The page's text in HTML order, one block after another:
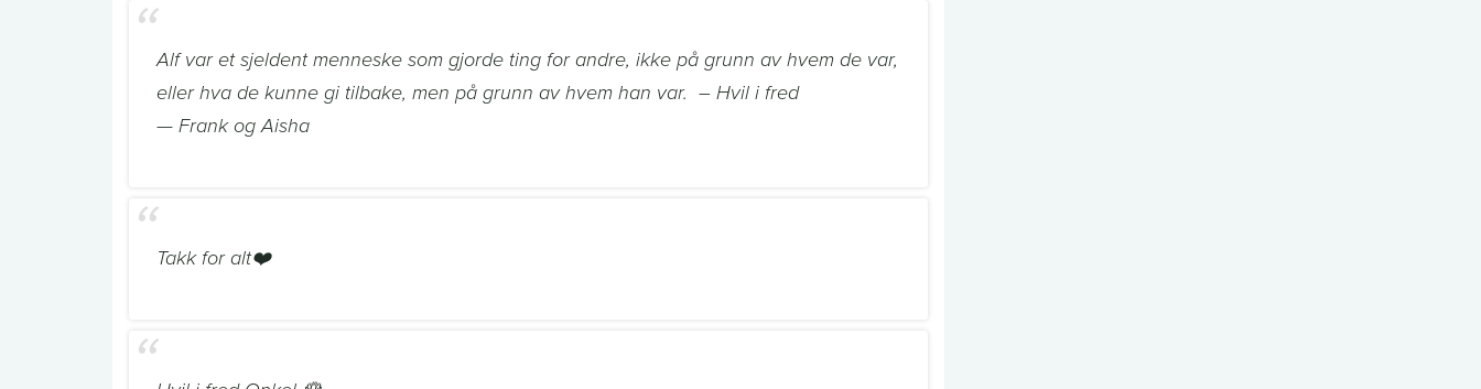
Alf var et sjeldent menneske som gjorde ting for andre, ikke på grunn av hvem de var,
eller hva de kunne gi tilbake, men på grunn av hvem han var. – Hvil i fred
— Frank og Aisha
Takk for alt❤️